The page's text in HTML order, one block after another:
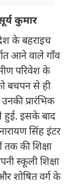
कुमार
के बहराइच
आने वाले गाँव
परिवेश के
बचपन से ही
प्रारंभिक
हुई. इसके बाद
सिंह इंटर
की शिक्षा
स्कूली शिक्षा
शोषित वर्ग के